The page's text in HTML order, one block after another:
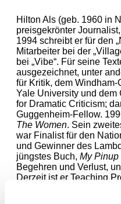
Hilton Als (geb. 1960 in
preisgekrönter
1994 schreibt er für den „
Mitarbeiter bei der „
bei „Vibe“. Für seine
ausgezeichnet, unter
für Kritik, dem
Yale University und dem
for Dramatic Criticism;
Guggenheim-Fellow.
The Women. Sein
war Finalist für den
und Gewinner des
jüngstes Buch, My Pinup
Begehren und Verlust,
Derzeit ist er Teaching
California, Berkeley.
der Columbia University